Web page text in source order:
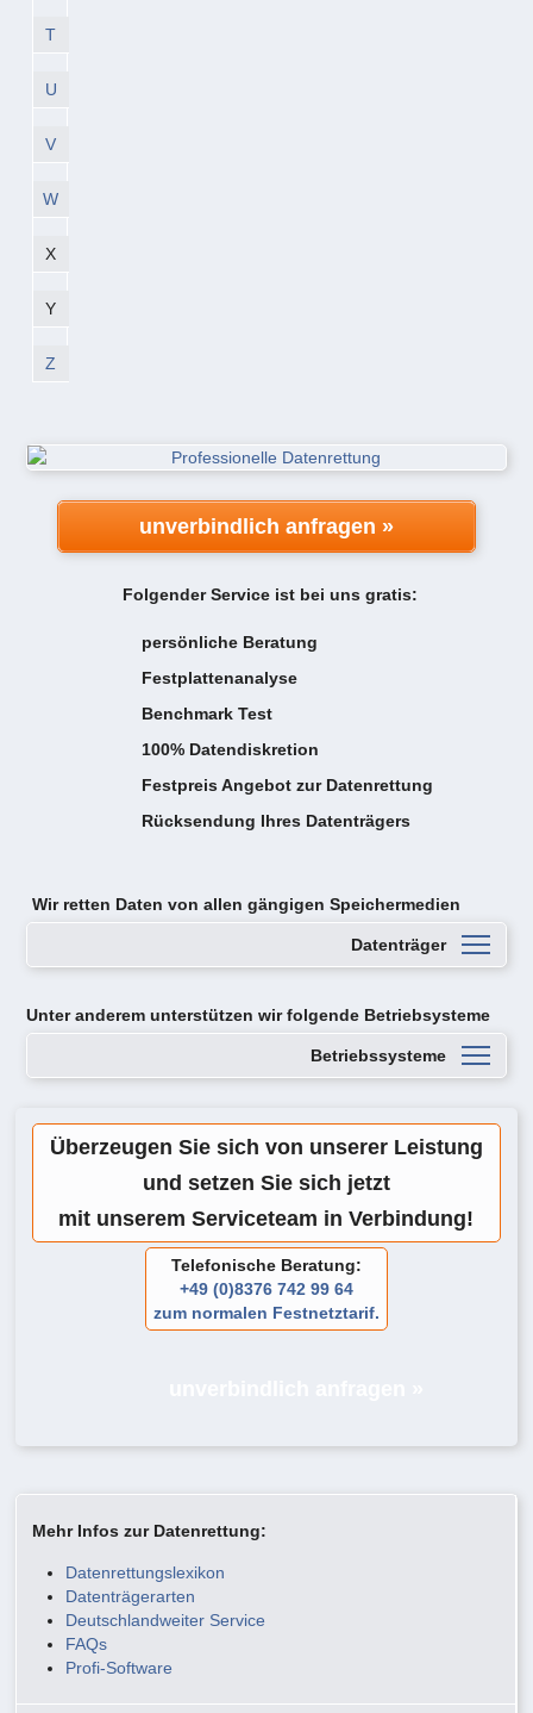
T
U
V
W
X
Y
Z
unverbindlich anfragen »
Folgender Service ist bei uns gratis:
persönliche Beratung
Festplattenanalyse
Benchmark Test
100% Datendiskretion
Festpreis Angebot zur Datenrettung
Rücksendung Ihres Datenträgers
Wir retten Daten vonallen gängigen Speichermedien
Datenträger
Unter anderem unterstützen wir folgende Betriebsysteme
Betriebssysteme
Überzeugen Sie sich von unserer Leistung
und setzen Sie sich jetzt
mit unserem Serviceteam in Verbindung!
Telefonische Beratung:
+49 (0)8376 742 99 64
zum normalen Festnetztarif.
Mehr Infos zur Datenrettung:
Datenrettungslexikon
Datenträgerarten
Deutschlandweiter Service
FAQs
Profi-Software